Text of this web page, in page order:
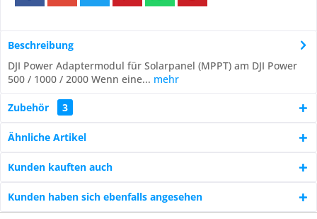
Beschreibung
DJI Power Adaptermodul für Solarpanel (MPPT) am DJI Power
500 / 1000 / 2000 Wenn eine... mehr
Zubehör 3
Ähnliche Artikel
Kunden kauften auch
Kunden haben sich ebenfalls angesehen